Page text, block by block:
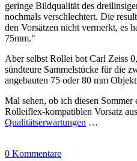
geringe Bildqualität des
nochmals verschlechtert. Die
den Vorsätzen nicht vermerkt, es
75mm."
Aber selbst Rollei bot Carl Zeiss
sündteure Sammelstücke für die
angebauten 75 oder 80 mm
Mal sehen, ob ich diesen Sommer
Rolleiflex-kompatiblen Vorsatz
Qualitätserwartungen …
0 Kommentare